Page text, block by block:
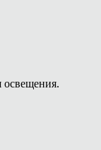
освещения.